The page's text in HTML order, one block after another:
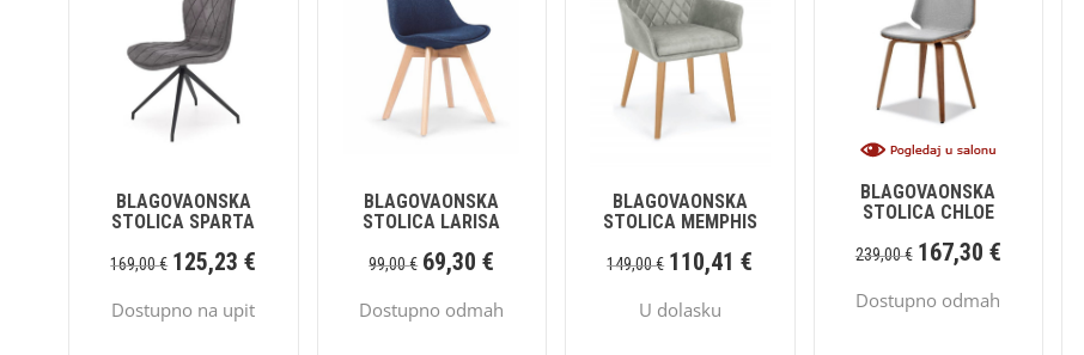
BLAGOVAONSKA
STOLICA SPARTA
169,00€ 125,23€
Dostupno na upit
BLAGOVAONSKA
STOLICA LARISA
99,00€ 69,30€
Dostupno odmah
BLAGOVAONSKA
STOLICA MEMPHIS
149,00€ 110,41€
U dolasku
BLAGOVAONSKA
STOLICA CHLOE
239,00€ 167,30 €
Dostupno odmah